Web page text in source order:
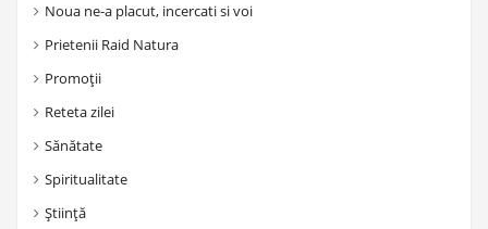
Noua ne-a placut, incercati si voi
Prietenii Raid Natura
Promoții
Reteta zilei
Sănătate
Spiritualitate
Știință